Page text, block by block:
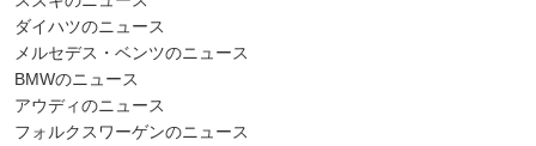
ダイハツのニュース
メルセデス・ベンツのニュース
BMWのニュース
アウディのニュース
フォルクスワーゲンのニュース